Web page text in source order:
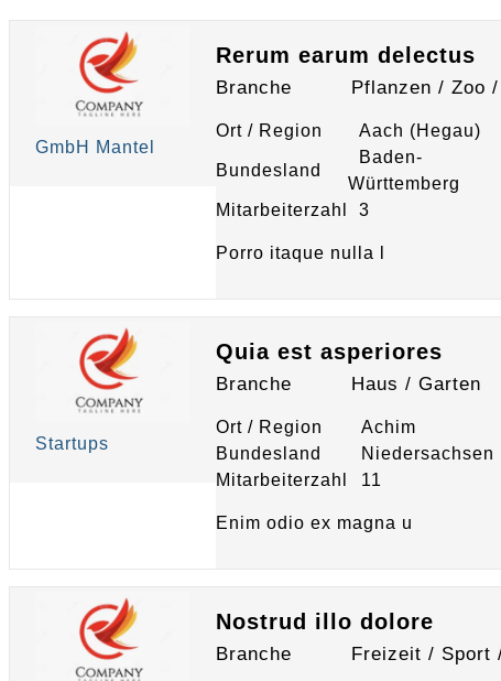
GmbH Mantel
Rerum earum delectus
Branche Pflanzen / Zoo /
Ort / Region Aach (Hegau)
Bundesland
Baden-
Württemberg
Mitarbeiterzahl
3
Porro itaque nulla l
Startups
Quia est asperiores
Branche Haus / Garten
Ort / Region
Achim
Bundesland
Niedersachsen
Mitarbeiterzahl
11
Enim odio ex magna u
Nostrud illo dolore
Branche Freizeit / Sport /